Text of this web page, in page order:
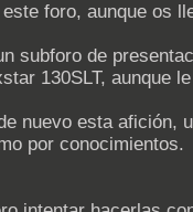
foro, aunque os
subforo de
130SLT, aunque
nuevo esta afición,
por conocimientos.